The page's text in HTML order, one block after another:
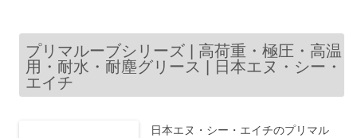
プリマルーブシリーズ | 高荷重・極圧・高温
用・耐水・耐塵グリース | 日本エヌ・シー・
エイチ
日本エヌ・シー・エイチのプリマル